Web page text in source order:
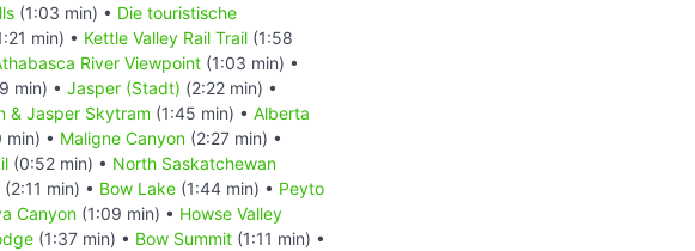
(1:03 min) • Die touristische
min) • Kettle Valley Rail Trail (1:58
River Viewpoint (1:03 min) •
min) • Jasper (Stadt) (2:22 min) •
& Jasper Skytram (1:45 min) • Alberta
min) • Maligne Canyon (2:27 min) •
(0:52 min) • North Saskatchewan
(2:11 min) • Bow Lake (1:44 min) • Peyto
Canyon (1:09 min) • Howse Valley
(1:37 min) • Bow Summit (1:11 min) •